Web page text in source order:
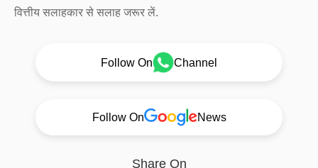
वित्तीय सलाहकार से सलाह जरूर लें.
Follow On Channel
Follow On News
Share On